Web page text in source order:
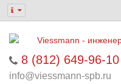
8 (812) 649-96-10
info@viessmann-spb.ru